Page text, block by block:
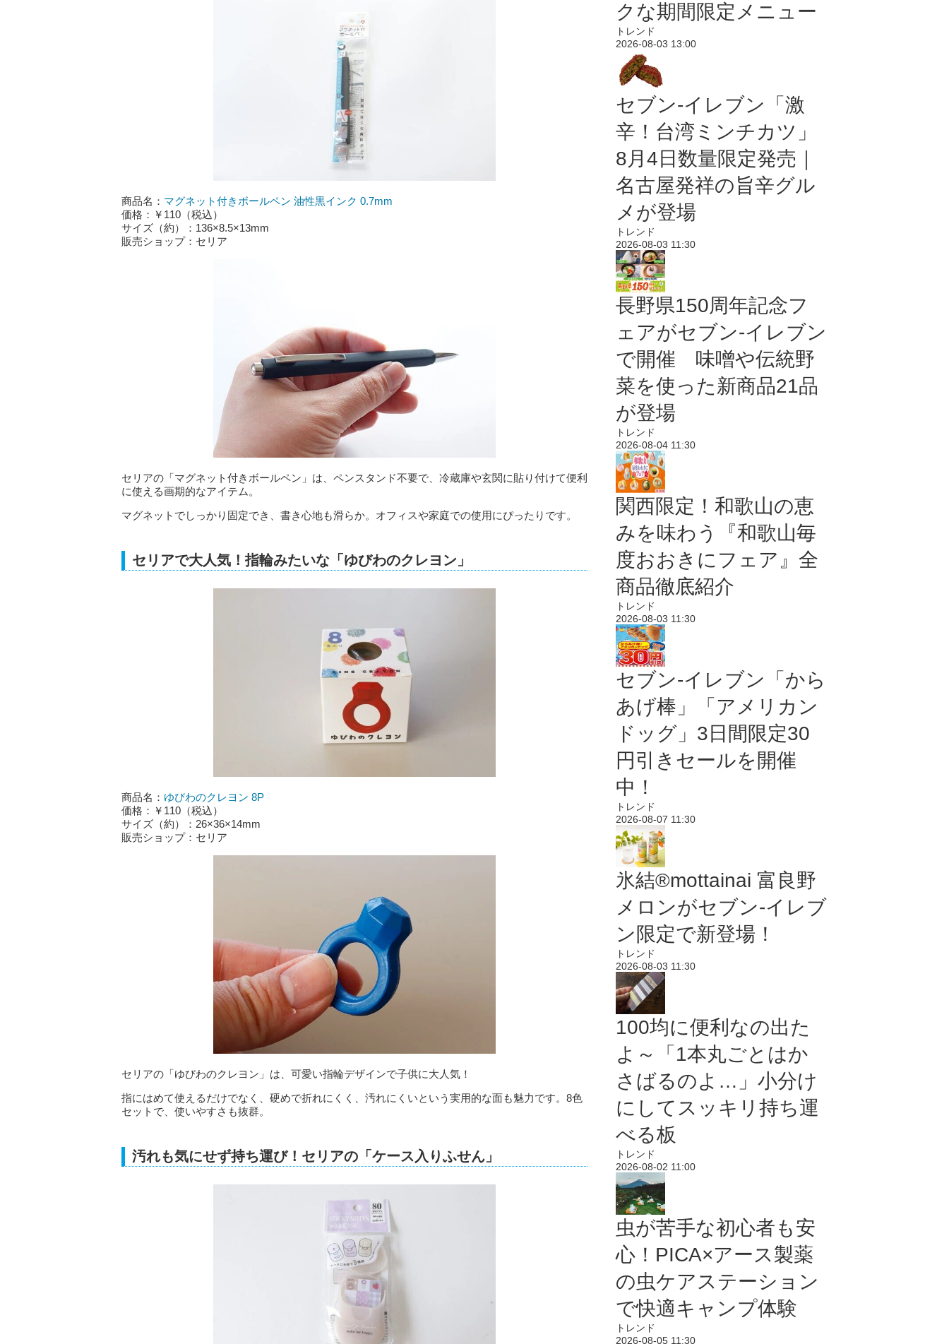
商品名： マグネット付きボールペン 油性黒インク 0.7mm
価格：￥110（税込）
サイズ（約）：136×8.5×13mm
販売ショップ：セリア
セリアの「マグネット付きボールペン」は、ペンスタンド不要で、冷蔵庫や玄関に貼り付けて便利
に使える画期的なアイテム。
マグネットでしっかり固定でき、書き心地も滑らか。オフィスや家庭での使用にぴったりです。
セリアで大人気！指輪みたいな「ゆびわのクレヨン」
商品名： ゆびわのクレヨン 8P
価格：￥110（税込）
サイズ（約）：26×36×14mm
販売ショップ：セリア
セリアの「ゆびわのクレヨン」は、可愛い指輪デザインで子供に大人気！
指にはめて使えるだけでなく、硬めで折れにくく、汚れにくいという実用的な面も魅力です。8色
セットで、使いやすさも抜群。
汚れも気にせず持ち運び！セリアの「ケース入りふせん」
クな期間限定メニュー
トレンド
2026-08-03 13:00
セブン-イレブン「激
辛！台湾ミンチカツ」
8月4日数量限定発売｜
名古屋発祥の旨辛グル
メが登場
トレンド
2026-08-03 11:30
長野県150周年記念フ
ェアがセブン-イレブン
で開催 味噌や伝統野
菜を使った新商品21品
が登場
トレンド
2026-08-04 11:30
関西限定！和歌山の恵
みを味わう『和歌山毎
度おおきにフェア』全
商品徹底紹介
トレンド
2026-08-03 11:30
セブン‐イレブン「から
あげ棒」「アメリカン
ドッグ」3日間限定30
円引きセールを開催
中！
トレンド
2026-08-07 11:30
氷結®mottainai 富良野
メロンがセブン‐イレブ
ン限定で新登場！
トレンド
2026-08-03 11:30
100均に便利なの出た
よ～「1本丸ごとはか
さばるのよ…」小分け
にしてスッキリ持ち運
べる板
トレンド
2026-08-02 11:00
虫が苦手な初心者も安
心！PICA×アース製薬
の虫ケアステーション
で快適キャンプ体験
トレンド
2026-08-05 11:30